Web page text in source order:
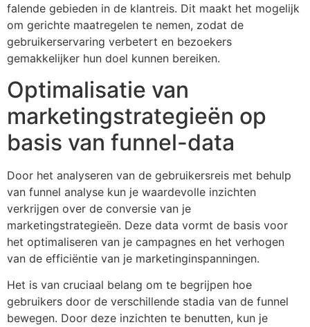
falende gebieden in de klantreis. Dit maakt het mogelijk
om gerichte maatregelen te nemen, zodat de
gebruikerservaring verbetert en bezoekers
gemakkelijker hun doel kunnen bereiken.
Optimalisatie van
marketingstrategieën op
basis van funnel-data
Door het analyseren van de gebruikersreis met behulp
van funnel analyse kun je waardevolle inzichten
verkrijgen over de conversie van je
marketingstrategieën. Deze data vormt de basis voor
het optimaliseren van je campagnes en het verhogen
van de efficiëntie van je marketinginspanningen.
Het is van cruciaal belang om te begrijpen hoe
gebruikers door de verschillende stadia van de funnel
bewegen. Door deze inzichten te benutten, kun je